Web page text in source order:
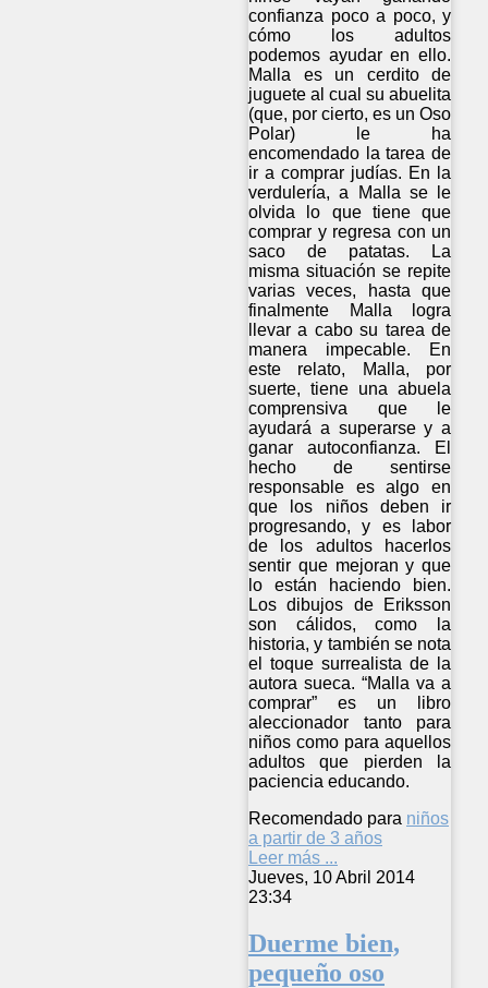
confianza poco a poco, y
cómo los adultos
podemos ayudar en ello.
Malla es un cerdito de
juguete al cual su abuelita
(que, por cierto, es un Oso
Polar) le ha
encomendado la tarea de
ir a comprar judías. En la
verdulería, a Malla se le
olvida lo que tiene que
comprar y regresa con un
saco de patatas. La
misma situación se repite
varias veces, hasta que
finalmente Malla logra
llevar a cabo su tarea de
manera impecable. En
este relato, Malla, por
suerte, tiene una abuela
comprensiva que le
ayudará a superarse y a
ganar autoconfianza. El
hecho de sentirse
responsable es algo en
que los niños deben ir
progresando, y es labor
de los adultos hacerlos
sentir que mejoran y que
lo están haciendo bien.
Los dibujos de Eriksson
son cálidos, como la
historia, y también se nota
el toque surrealista de la
autora sueca. “Malla va a
comprar” es un libro
aleccionador tanto para
niños como para aquellos
adultos que pierden la
paciencia educando.
Recomendado para niños
a partir de 3 años
Leer más ...
Jueves, 10 Abril 2014
23:34
Duerme bien,
pequeño oso